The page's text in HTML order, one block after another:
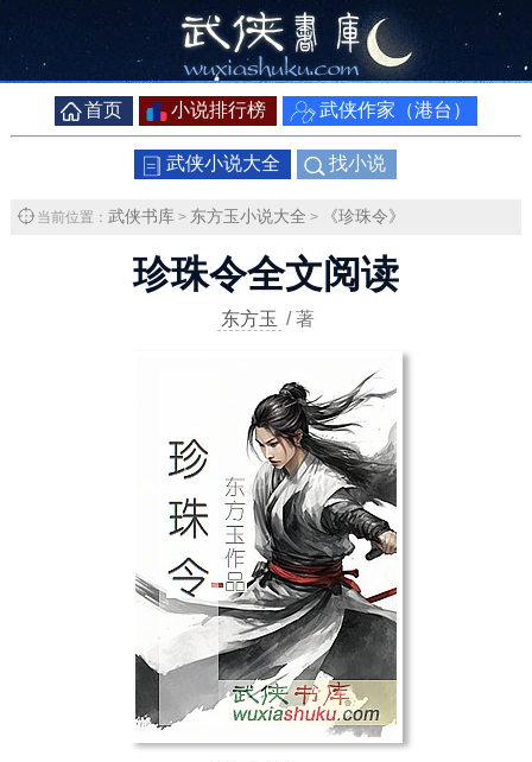
首页 小说排行榜 武侠作家（港台）
武侠小说大全 找小说
当前位置： 武侠书库> 东方玉小说大全 > 《珍珠令》
珍珠令全文阅读
东方玉 / 著